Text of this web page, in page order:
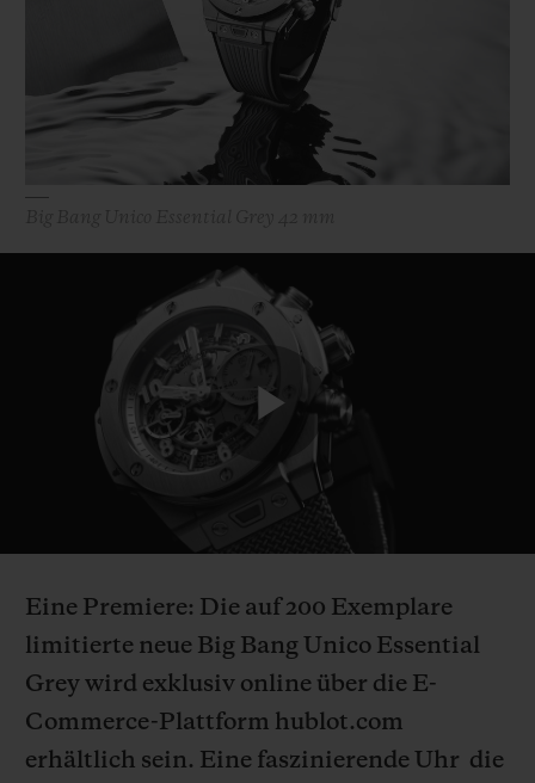
Play
Eine Premiere: Die auf 200 Exemplare
limitierte neue Big Bang Unico Essential
Grey wird exklusiv online über die E-
Commerce-Plattform hublot.com
erhältlich sein. Eine faszinierende Uhr die
SUMMER MULTI-
COLORED CERAMIC
BIG BANG
PEACH CERAMIC
EXKLUSIVE DIENSTLEISTUNGEN
VORAUSSICHTLICHE LIEFERZEIT
KOSTENLOSE LIEFERUNG & RÜCKSENDUNGEN
SICHERE BEZAHLUNG
KONTAKT